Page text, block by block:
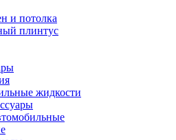
и потолка
плинтус
жидкости